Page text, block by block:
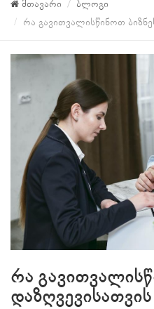
მთავარი
ბლოგი
რა გავითვალისწინოთ
რა
დაზღვევისათვის